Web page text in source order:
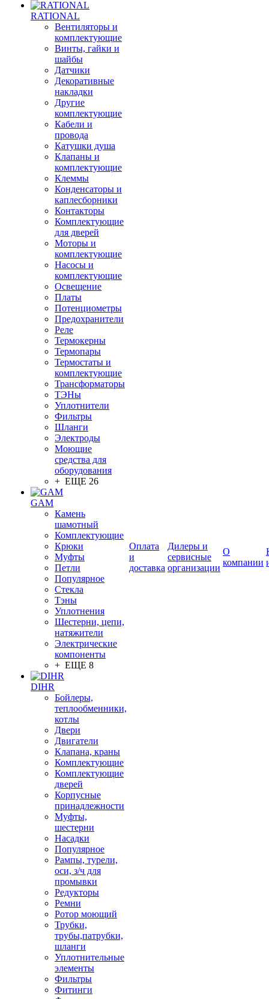
RATIONAL
Вентиляторы и
комплектующие
Винты, гайки и
шайбы
Датчики
Декоративные
накладки
Другие
комплектующие
Кабели и
провода
Катушки душа
Клапаны и
комплектующие
Клеммы
Конденсаторы и
каплесборники
Контакторы
Комплектующие
для дверей
Моторы и
комплектующие
Насосы и
комплектующие
Освещение
Платы
Потенциометры
Предохранители
Реле
Термокерны
Термопары
Термостаты и
комплектующие
Трансформаторы
ТЭНы
Уплотнители
Фильтры
Шланги
Электроды
Моющие
средства для
оборудования
+ ЕЩЕ 26
GAM
Камень
шамотный
Комплектующие
Крюки
Муфты
Петли
Популярное
Стекла
Тэны
Уплотнения
Шестерни, цепи,
натяжители
Электрические
компоненты
+ ЕЩЕ 8
DIHR
Бойлеры,
теплообменники,
котлы
Двери
Двигатели
Клапана, краны
Комплектующие
Комплектующие
дверей
Корпусные
принадлежности
Муфты,
шестерни
Насадки
Популярное
Рампы, турели,
оси, з/ч для
промывки
Редукторы
Ремни
Ротор моющий
Трубки,
трубы,патрубки,
шланги
Уплотнительные
элементы
Фильтры
Фитинги
Оплата
и
доставка
Дилеры и
сервисные
организации
О
компании